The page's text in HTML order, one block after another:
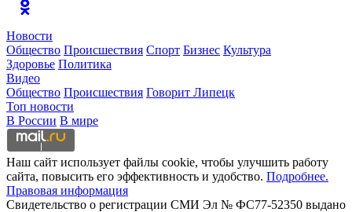
Новости
Общество Происшествия Спорт Бизнес Культура
Здоровье Политика
Видео
Общество Происшествия Говорит Липецк
Топ новости
В России В мире
Наш сайт использует файлы cookie, чтобы улучшить работу
сайта, повысить его эффективность и удобство. Подробнее.
Правовая информация
Свидетельство о регистрации СМИ Эл № ФС77-52350 выдано